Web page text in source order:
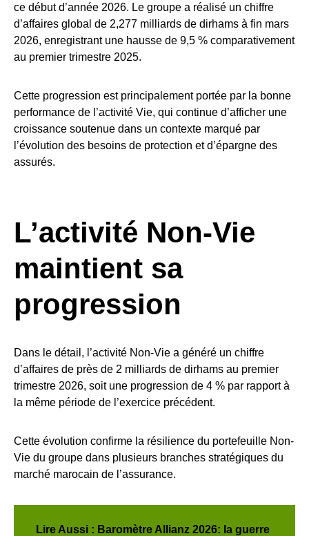
ce début d’année 2026. Le groupe a réalisé un chiffre
d’affaires global de 2,277 milliards de dirhams à fin mars
2026, enregistrant une hausse de 9,5 % comparativement
au premier trimestre 2025.
Cette progression est principalement portée par la bonne
performance de l’activité Vie, qui continue d’afficher une
croissance soutenue dans un contexte marqué par
l’évolution des besoins de protection et d’épargne des
assurés.
L’activité Non-Vie
maintient sa
progression
Dans le détail, l’activité Non-Vie a généré un chiffre
d’affaires de près de 2 milliards de dirhams au premier
trimestre 2026, soit une progression de 4 % par rapport à
la même période de l’exercice précédent.
Cette évolution confirme la résilience du portefeuille Non-
Vie du groupe dans plusieurs branches stratégiques du
marché marocain de l’assurance.
Lire Aussi : Baromètre Allianz 2026: la guerre